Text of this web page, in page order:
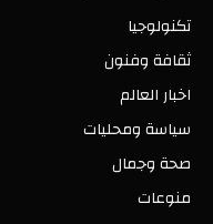
تكنولوجيا
ثقافة وفنون
اخبار العالم
سياسة ومحليات
صحة وجمال
منوعات